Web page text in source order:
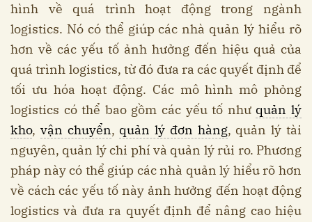
hình về quá trình hoạt động trong ngành
logistics. Nó có thể giúp các nhà quản lý hiểu rõ
hơn về các yếu tố ảnh hưởng đến hiệu quả của
quá trình logistics, từ đó đưa ra các quyết định để
tối ưu hóa hoạt động. Các mô hình mô phỏng
logistics có thể bao gồm các yếu tố như quản lý
kho, vận chuyển, quản lý đơn hàng, quản lý tài
nguyên, quản lý chi phí và quản lý rủi ro. Phương
pháp này có thể giúp các nhà quản lý hiểu rõ hơn
về cách các yếu tố này ảnh hưởng đến hoạt động
logistics và đưa ra quyết định để nâng cao hiệu